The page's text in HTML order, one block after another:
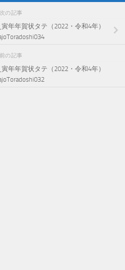
次の記事
年年賀状タテ（2022・令和4年）
前の記事
年年賀状タテ（2022・令和4年）